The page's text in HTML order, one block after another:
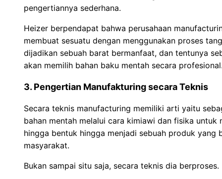
pengertiannya sederhana.
Heizer berpendapat bahwa perusahaan
membuat sesuatu dengan menggunakan proses
dijadikan sebuah barat bermanfaat, dan tentunya
akan memilih bahan baku mentah secara
3. Pengertian Manufakturing secara Teknis
Secara teknis manufacturing memiliki arti yaitu
bahan mentah melalui cara kimiawi dan fisika untuk
hingga bentuk hingga menjadi sebuah produk yang
masyarakat.
Bukan sampai situ saja, secara teknis dia berproses.